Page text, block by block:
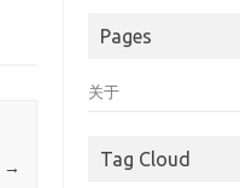
→
Pages
关于
Tag Cloud